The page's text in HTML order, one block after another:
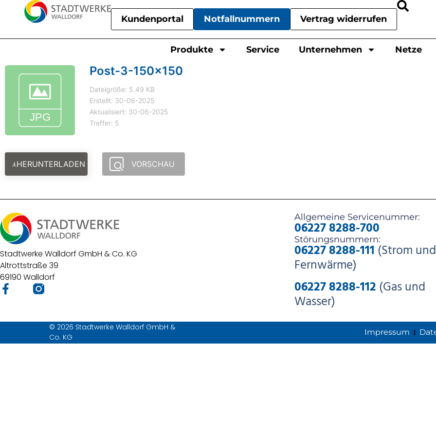
Kundenportal Notfallnummern Vertrag widerrufen
Produkte Service Unternehmen Netze
Post-3-150x150
Dateigröße: 5.49 KB
Erstellt: 30-06-2025
Aktualisiert: 30-06-2025
Treffer: 5
HERUNTERLADEN VORSCHAU
Stadtwerke Walldorf GmbH & Co. KG
Altrottstraße 39
69190 Walldorf
Allgemeine Servicenummer:
06227 8288-700
Störungsnummern:
06227 8288-111 (Strom und
Fernwärme)
06227 8288-112 (Gas und
Wasser)
© 2026 Stadtwerke Walldorf GmbH &
Co. KG
Impressum